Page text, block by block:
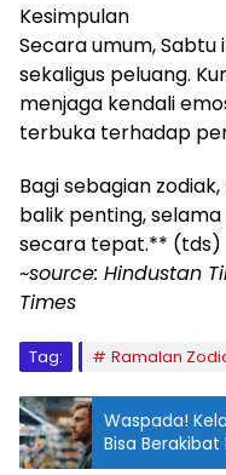
Kesimpulan
Secara umum,
sekaligus peluang.
menjaga kendali
terbuka terhadap
Bagi sebagian
balik penting,
secara tepat.** (tds)
~source: Hindustan
Times
Tag: Ramalan
Waspada!
Bisa Berakibat